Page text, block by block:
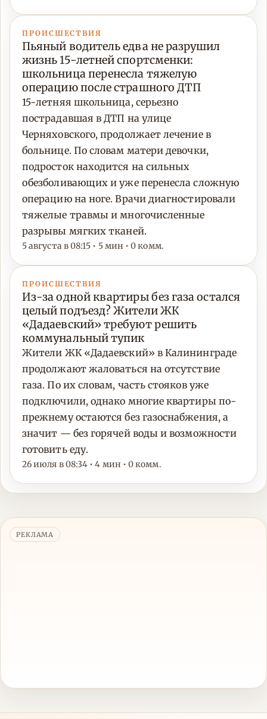
ПРОИСШЕСТВИЯ
Пьяный водитель едва не разрушил
жизнь 15-летней спортсменки:
школьница перенесла тяжелую
операцию после страшного ДТП
15-летняя школьница, серьезно
пострадавшая в ДТП на улице
Черняховского, продолжает лечение в
больнице. По словам матери девочки,
подросток находится на сильных
обезболивающих и уже перенесла сложную
операцию на ноге. Врачи диагностировали
тяжелые травмы и многочисленные
разрывы мягких тканей.
5 августа в 08:15 • 5 мин • 0 комм.
ПРОИСШЕСТВИЯ
Из-за одной квартиры без газа остался
целый подъезд? Жители ЖК
«Дадаевский» требуют решить
коммунальный тупик
Жители ЖК «Дадаевский» в Калининграде
продолжают жаловаться на отсутствие
газа. По их словам, часть стояков уже
подключили, однако многие квартиры по-
прежнему остаются без газоснабжения, а
значит — без горячей воды и возможности
готовить еду.
26 июля в 08:34 • 4 мин • 0 комм.
РЕКЛАМА